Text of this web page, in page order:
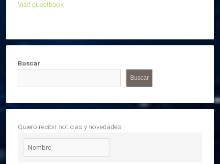
Visit guestbook
Buscar
Buscar
Quiero recibir noticias y novedades